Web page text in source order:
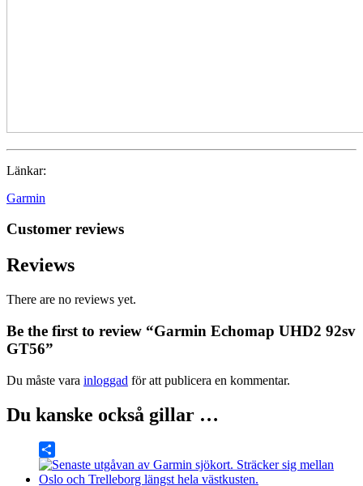
Länkar:
Garmin
Customer reviews
Reviews
There are no reviews yet.
Be the first to review “Garmin Echomap UHD2 92sv
GT56”
Du måste vara inloggad för att publicera en kommentar.
Du kanske också gillar …
Share